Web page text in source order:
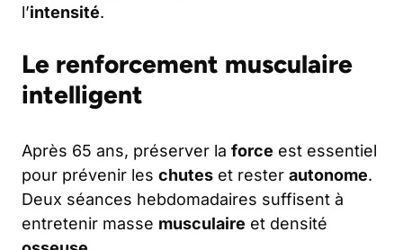
l’intensité.
Le renforcement musculaire
intelligent
Après 65 ans, préserver la force est essentiel
pour prévenir les chutes et rester autonome.
Deux séances hebdomadaires suffisent à
entretenir masse musculaire et densité